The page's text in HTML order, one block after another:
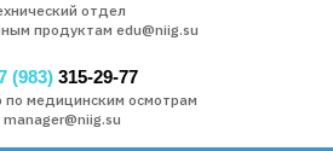
отдел
продуктам edu@niig.su
(983)315-29-77
медицинским осмотрам
manager@niig.su